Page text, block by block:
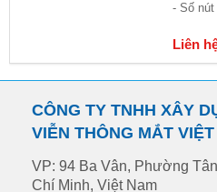
- Số nút
Liên
CÔNG TY TNHH XÂY
VIỄN THÔNG MẮT VIỆT
VP: 94 Ba Vân, Phường
Chí Minh, Việt Nam